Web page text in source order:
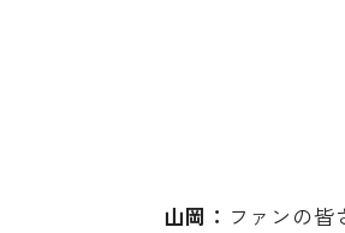
山岡： ファンの